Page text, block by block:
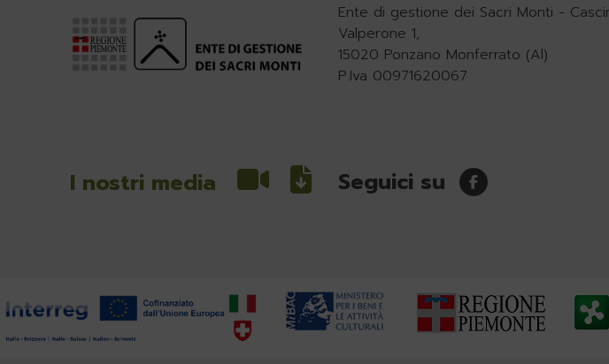
Ente di gestione dei Sacri Monti -
Valperone 1,
15020 Ponzano Monferrato (Al)
P.Iva 00971620067
I nostri media Seguici su